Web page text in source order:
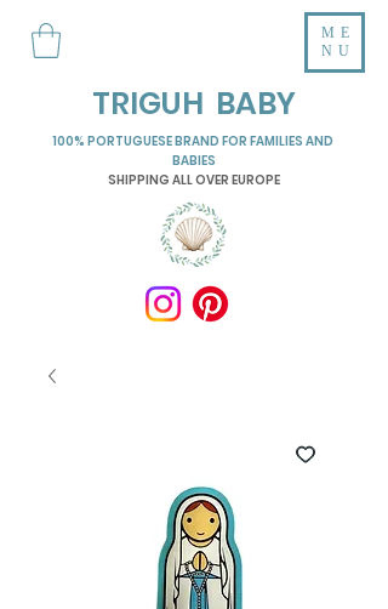
TRIGUH BABY
ME
NU
100% PORTUGUESE BRAND FOR FAMILIES AND
BABIES
SHIPPING ALL OVER EUROPE